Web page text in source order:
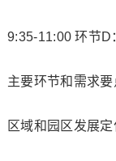
9:35-11:00 环节D
主要环节和需求要
区域和园区发展定